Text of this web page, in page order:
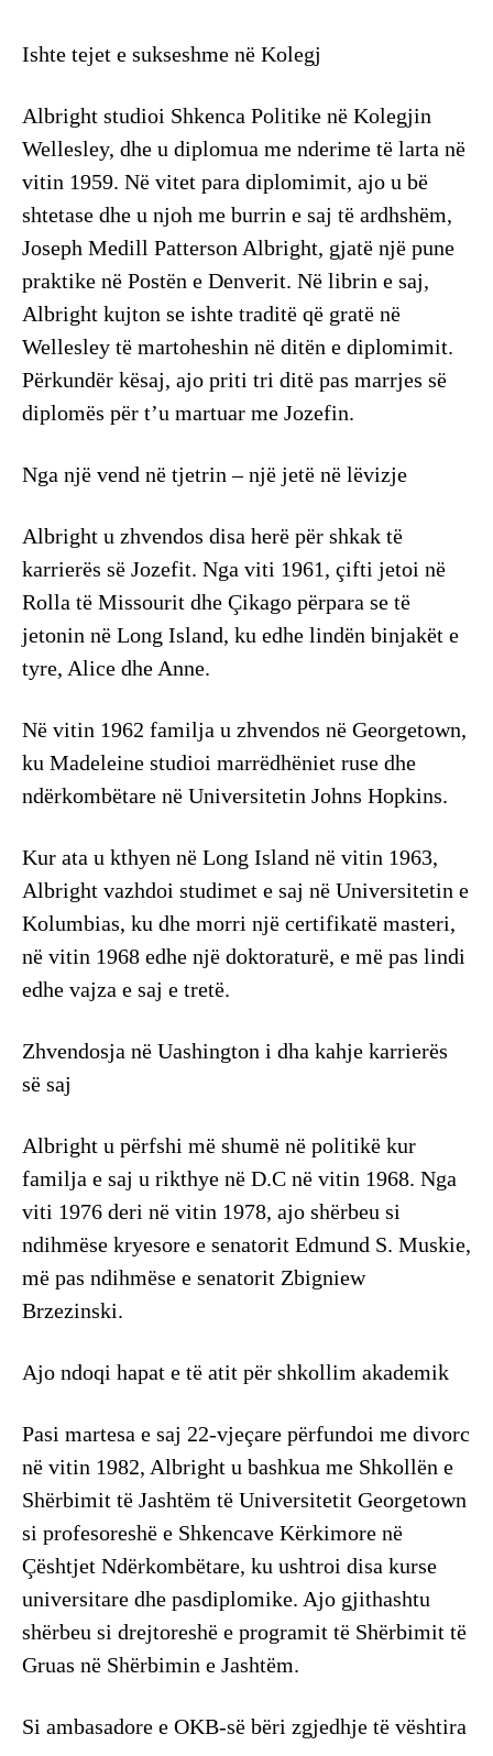
Ishte tejet e sukseshme në Kolegj
Albright studioi Shkenca Politike në Kolegjin
Wellesley, dhe u diplomua me nderime të larta në
vitin 1959. Në vitet para diplomimit, ajo u bë
shtetase dhe u njoh me burrin e saj të ardhshëm,
Joseph Medill Patterson Albright, gjatë një pune
praktike në Postën e Denverit. Në librin e saj,
Albright kujton se ishte traditë që gratë në
Wellesley të martoheshin në ditën e diplomimit.
Përkundër kësaj, ajo priti tri ditë pas marrjes së
diplomës për t’u martuar me Jozefin.
Nga një vend në tjetrin – një jetë në lëvizje
Albright u zhvendos disa herë për shkak të
karrierës së Jozefit. Nga viti 1961, çifti jetoi në
Rolla të Missourit dhe Çikago përpara se të
jetonin në Long Island, ku edhe lindën binjakët e
tyre, Alice dhe Anne.
Në vitin 1962 familja u zhvendos në Georgetown,
ku Madeleine studioi marrëdhëniet ruse dhe
ndërkombëtare në Universitetin Johns Hopkins.
Kur ata u kthyen në Long Island në vitin 1963,
Albright vazhdoi studimet e saj në Universitetin e
Kolumbias, ku dhe morri një certifikatë masteri,
në vitin 1968 edhe një doktoraturë, e më pas lindi
edhe vajza e saj e tretë.
Zhvendosja në Uashington i dha kahje karrierës
së saj
Albright u përfshi më shumë në politikë kur
familja e saj u rikthye në D.C në vitin 1968. Nga
viti 1976 deri në vitin 1978, ajo shërbeu si
ndihmëse kryesore e senatorit Edmund S. Muskie,
më pas ndihmëse e senatorit Zbigniew
Brzezinski.
Ajo ndoqi hapat e të atit për shkollim akademik
Pasi martesa e saj 22-vjeçare përfundoi me divorc
në vitin 1982, Albright u bashkua me Shkollën e
Shërbimit të Jashtëm të Universitetit Georgetown
si profesoreshë e Shkencave Kërkimore në
Çështjet Ndërkombëtare, ku ushtroi disa kurse
universitare dhe pasdiplomike. Ajo gjithashtu
shërbeu si drejtoreshë e programit të Shërbimit të
Gruas në Shërbimin e Jashtëm.
Si ambasadore e OKB-së bëri zgjedhje të vështira